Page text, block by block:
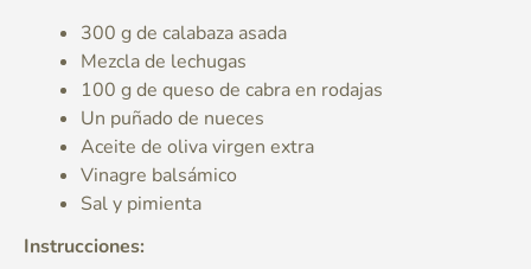
300 g de calabaza asada
Mezcla de lechugas
100 g de queso de cabra en rodajas
Un puñado de nueces
Aceite de oliva virgen extra
Vinagre balsámico
Sal y pimienta
Instrucciones: